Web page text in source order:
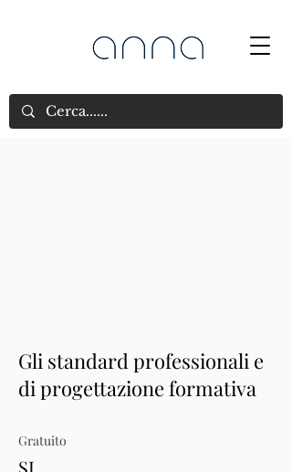
Gli standard professionali e
di progettazione formativa
Gratuito
SI